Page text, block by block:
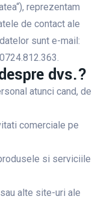
reprezentam
de contact ale
sunt e-mail:
dvs.?
atunci cand, de
comerciale pe
si serviciile
alte site-uri ale